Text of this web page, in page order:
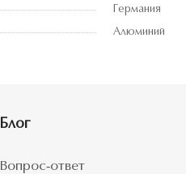
Германия
Алюминий
Блог
Вопрос-ответ